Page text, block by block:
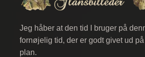
Jeg håber at den tid I bruger på
fornøjelig tid, der er godt givet ud
plan.